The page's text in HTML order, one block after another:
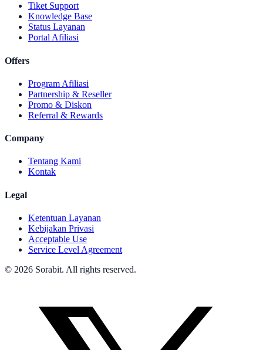
Tiket Support
Knowledge Base
Status Layanan
Portal Afiliasi
Offers
Program Afiliasi
Partnership & Reseller
Promo & Diskon
Referral & Rewards
Company
Tentang Kami
Kontak
Legal
Ketentuan Layanan
Kebijakan Privasi
Acceptable Use
Service Level Agreement
© 2026 Sorabit. All rights reserved.